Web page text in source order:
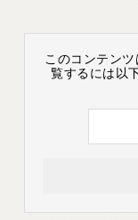
このコンテン
覧するには以